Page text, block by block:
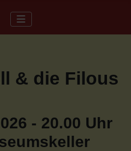
& die Filous
- 20.00 Uhr